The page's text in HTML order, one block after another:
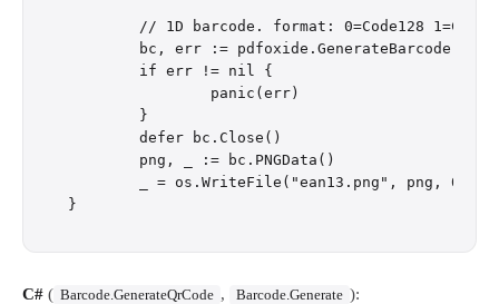
C# ( Barcode.GenerateQrCode , Barcode.Generate ):